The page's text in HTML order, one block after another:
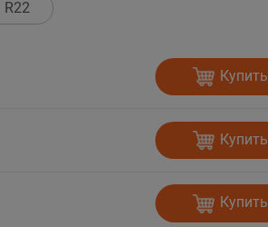
R22
Купить
Купить
Купить